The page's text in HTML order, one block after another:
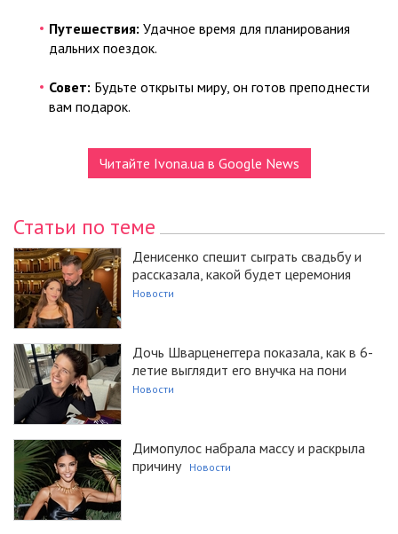
Путешествия: Удачное время для планирования
дальних поездок.
Совет: Будьте открыты миру, он готов преподнести
вам подарок.
Читайте Ivona.ua в Google News
Статьи по теме
Денисенко спешит сыграть свадьбу и
рассказала, какой будет церемония
Новости
Дочь Шварценеггера показала, как в 6-
летие выглядит его внучка на пони
Новости
Димопулос набрала массу и раскрыла
причину
Новости